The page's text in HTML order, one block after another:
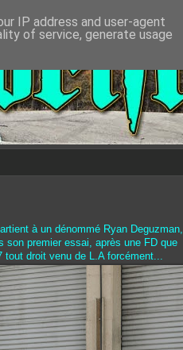
à un dénommé Ryan Deguzman,
son premier essai, après une FD que
tout droit venu de L.A forcément...
IP address and user-agent
of service, generate usage